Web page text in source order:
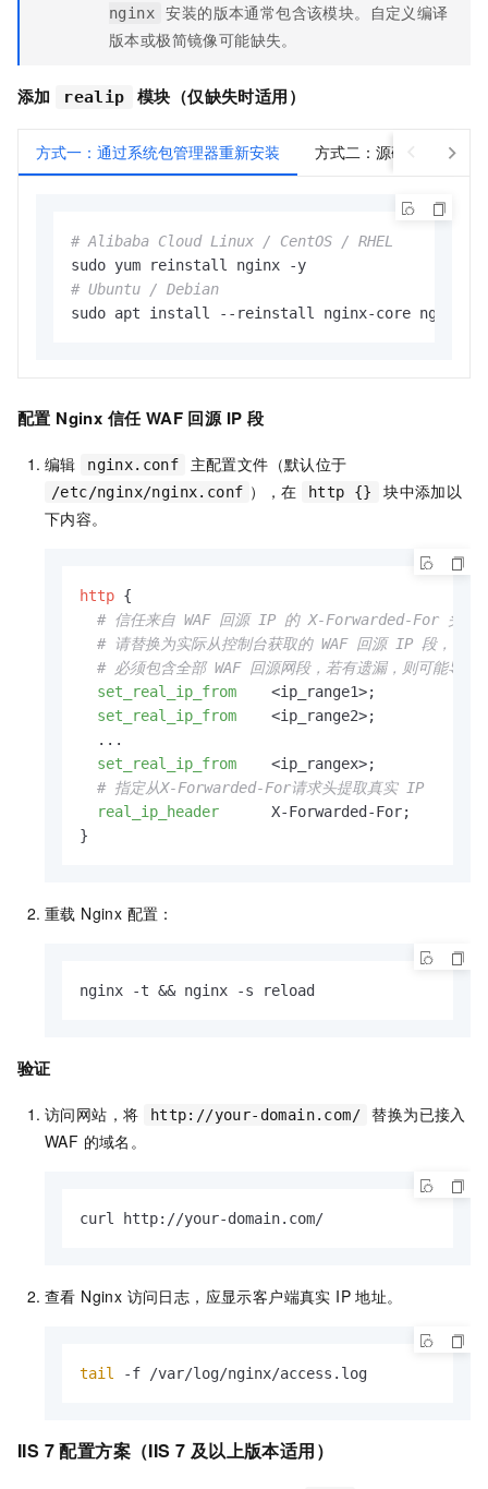
nginx
安装的版本通常包含该模块。自定义编译
版本或极简镜像可能缺失。
添加 realip 模块（仅缺失时适用）
方式一：通过系统包管理器重新安装 方式二：源码编译
# Alibaba Cloud Linux / CentOS / RHEL
# Ubuntu / Debian
sudo apt install --reinstall nginx-core nginx-
配置 Nginx 信任 WAF 回源 IP 段
编辑 nginx.conf 主配置文件（默认位于
/etc/nginx/nginx.conf ），在 http {}
块中添加以
下内容。
http {
# 信任来自 WAF 回源 IP 的 X-Forwarded-For 头
# 请替换为实际从控制台获取的 WAF 回源 IP 段，每个
# 必须包含全部 WAF 回源网段，若有遗漏，则可能导
set_real_ip_from
    <ip_range1>;
set_real_ip_from
    <ip_range2>;
  ...
set_real_ip_from
    <ip_rangex>;
# 指定从X-Forwarded-For请求头提取真实 IP
real_ip_header
      X-Forwarded-For;
}
重载 Nginx 配置：
nginx -t && nginx -s reload
验证
访问网站，将 http://your-domain.com/
替换为已接入
WAF 的域名。
curl http://your-domain.com/
查看 Nginx 访问日志，应显示客户端真实 IP 地址。
tail -f /var/log/nginx/access.log
IIS 7 配置方案（IIS 7 及以上版本适用）